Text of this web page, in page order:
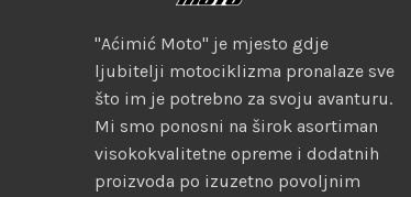
"Aćimić Moto" je mjesto gdje
ljubitelji motociklizma pronalaze sve
što im je potrebno za svoju avanturu.
Mi smo ponosni na širok asortiman
visokokvalitetne opreme i dodatnih
proizvoda po izuzetno povoljnim